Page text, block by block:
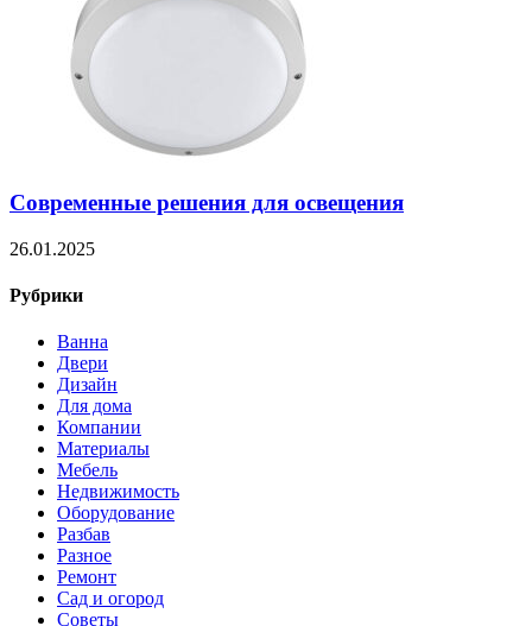
Современные решения для освещения
26.01.2025
Рубрики
Ванна
Двери
Дизайн
Для дома
Компании
Материалы
Мебель
Недвижимость
Оборудование
Разбав
Разное
Ремонт
Сад и огород
Советы